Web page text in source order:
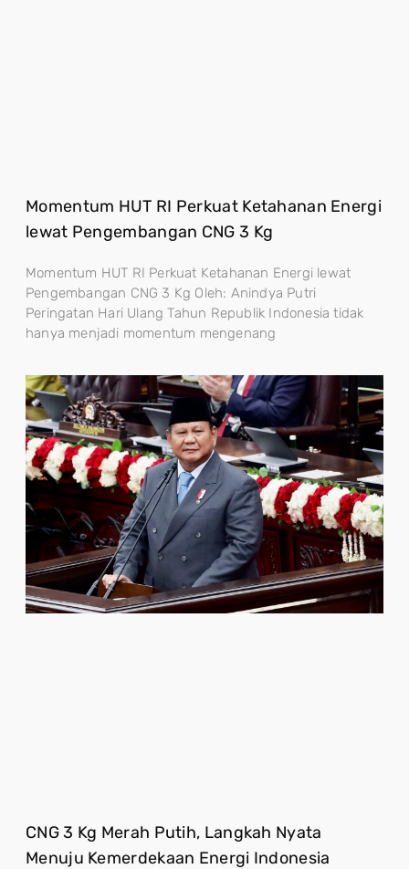
Momentum HUT RI Perkuat Ketahanan Energi
lewat Pengembangan CNG 3 Kg
Momentum HUT RI Perkuat Ketahanan Energi lewat
Pengembangan CNG 3 Kg Oleh: Anindya Putri
Peringatan Hari Ulang Tahun Republik Indonesia tidak
hanya menjadi momentum mengenang
CNG 3 Kg Merah Putih, Langkah Nyata
Menuju Kemerdekaan Energi Indonesia